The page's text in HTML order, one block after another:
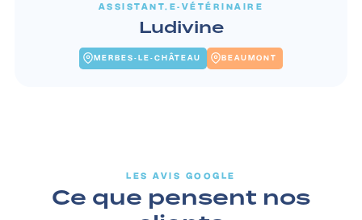
ASSISTANT.E-VÉTÉRINAIRE
Ludivine
MERBES-LE-CHÂTEAU BEAUMONT
LES AVIS GOOGLE
Ce que pensent nos